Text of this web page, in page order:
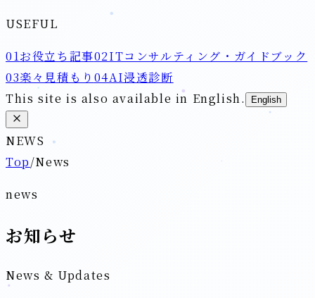
USEFUL
01お役立ち記事02ITコンサルティング・ガイドブック
03楽々見積もり 04AI浸透診断
This site is also available in English.
English
NEWS
Top/News
news
お知らせ
News & Updates